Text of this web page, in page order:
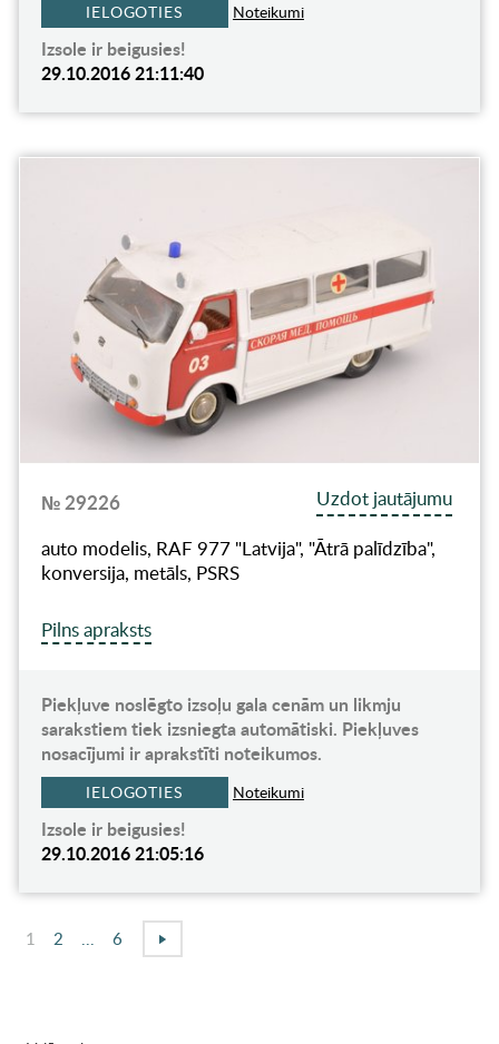
IELOGOTIES Noteikumi
Izsole ir beigusies!
29.10.2016 21:11:40
№ 29226
Uzdot jautājumu
auto modelis, RAF 977 "Latvija", "Ātrā palīdzība",
konversija, metāls, PSRS
Pilns apraksts
Piekļuve noslēgto izsoļu gala cenām un likmju
sarakstiem tiek izsniegta automātiski. Piekļuves
nosacījumi ir aprakstīti noteikumos.
IELOGOTIES Noteikumi
Izsole ir beigusies!
29.10.2016 21:05:16
1 2 6